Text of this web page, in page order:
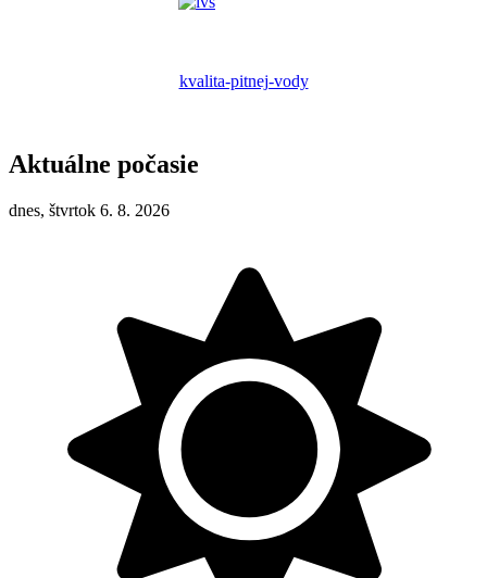
kvalita-pitnej-vody
Aktuálne počasie
dnes, štvrtok 6. 8. 2026